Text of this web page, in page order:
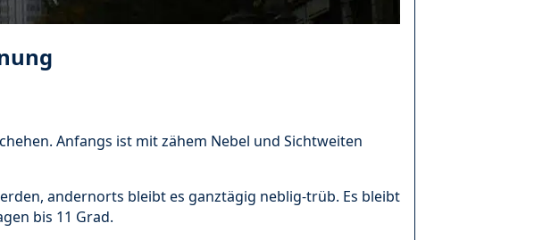
Anfangs ist mit zähem Nebel und Sichtweiten
andernorts bleibt es ganztägig neblig-trüb. Es bleibt
bis 11 Grad.